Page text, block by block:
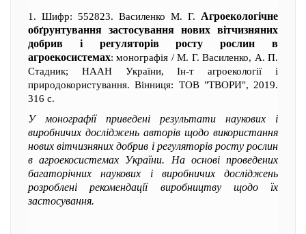
1. Шифр: 552823. Василенко М. Г. Агроекологічне
обґрунтування застосування нових вітчизняних
добрив і регуляторів росту рослин в
агроекосистемах: монографія / М. Г. Василенко, А. П.
Стадник; НААН України, Ін-т агроекології і
природокористування. Вінниця: ТОВ "ТВОРИ", 2019.
316 с.
У монографії приведені результати наукових і
виробничих досліджень авторів щодо використання
нових вітчизняних добрив і регуляторів росту рослин
в агроекосистемах України. На основі проведених
багаторічних наукових і виробничих досліджень
розроблені рекомендації виробництву щодо їх
застосування.